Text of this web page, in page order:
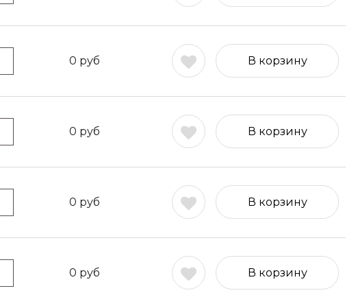
0 руб В корзину
0 руб В корзину
0 руб В корзину
0 руб В корзину